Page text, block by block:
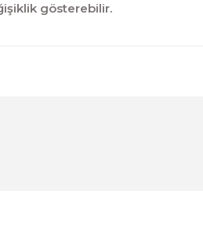
gösterebilir.